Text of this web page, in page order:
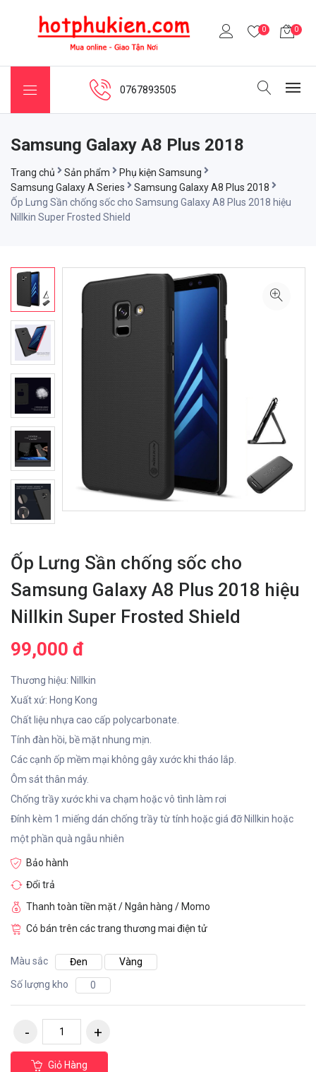
0 0
0767893505
Samsung Galaxy A8 Plus 2018
Trang chủ Sản phẩm
Phụ kiện Samsung
Samsung Galaxy A Series
Samsung Galaxy A8 Plus 2018
Ốp Lưng Sần chống sốc cho Samsung Galaxy A8 Plus 2018 hiệu
Nillkin Super Frosted Shield
Ốp Lưng Sần chống sốc cho
Samsung Galaxy A8 Plus 2018 hiệu
Nillkin Super Frosted Shield
99,000 đ
Thương hiệu: Nillkin
Xuất xứ: Hong Kong
Chất liệu nhựa cao cấp polycarbonate.
Tính đàn hồi, bề mặt nhung mịn.
Các cạnh ốp mềm mại không gây xước khi tháo lắp.
Ôm sát thân máy.
Chống trầy xước khi va chạm hoặc vô tình làm rơi
Đính kèm 1 miếng dán chống trầy từ tính hoặc giá đỡ Nillkin hoặc
một phần quà ngẫu nhiên
Bảo hành
Đổi trả
Thanh toàn tiền mặt / Ngân hàng / Momo
Có bán trên các trang thương mai điện tử
Màu sắc Đen
Vàng
Số lượng kho
0
Giỏ Hàng